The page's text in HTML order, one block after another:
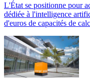
L'État se positionne pour
dédiée à l'intelligence
d'euros de capacités de